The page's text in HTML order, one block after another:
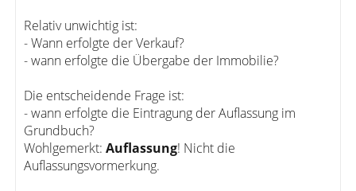
Relativ unwichtig ist:
- Wann erfolgte der Verkauf?
- wann erfolgte die Übergabe der Immobilie?
Die entscheidende Frage ist:
- wann erfolgte die Eintragung der Auflassung im
Grundbuch?
Wohlgemerkt: Auflassung! Nicht die
Auflassungsvormerkung.